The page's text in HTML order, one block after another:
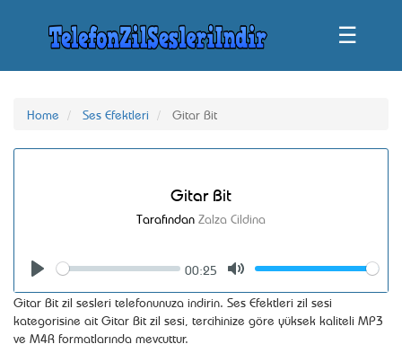
☰
Home Ses Efektleri Gitar Bit
Gitar Bit
Tarafından Zalza Cildina
Seek
00:25
Volume
Gitar Bit zil sesleri telefonunuza indirin. Ses Efektleri zil sesi
kategorisine ait Gitar Bit zil sesi, tercihinize göre yüksek kaliteli MP3
ve M4R formatlarında mevcuttur.